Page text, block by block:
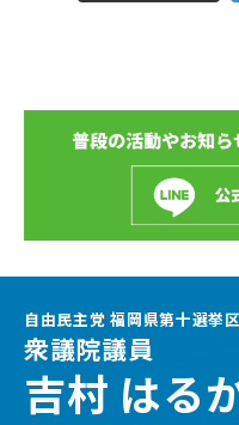
自由民主党 福岡県第十選挙
衆議院議員
吉村 はる